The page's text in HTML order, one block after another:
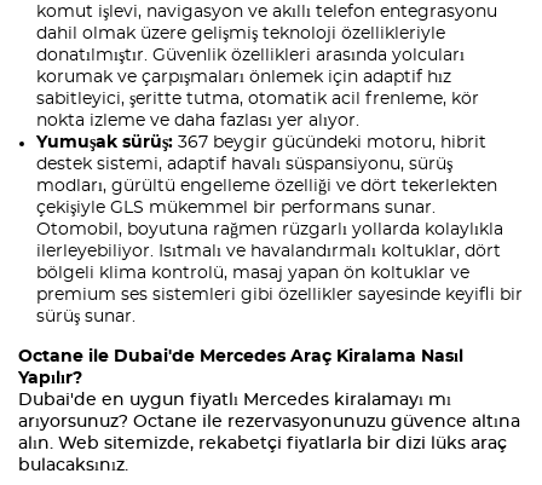
komut işlevi, navigasyon ve akıllı telefon entegrasyonu
dahil olmak üzere gelişmiş teknoloji özellikleriyle
donatılmıştır. Güvenlik özellikleri arasında yolcuları
korumak ve çarpışmaları önlemek için adaptif hız
sabitleyici, şeritte tutma, otomatik acil frenleme, kör
nokta izleme ve daha fazlası yer alıyor.
Yumuşak sürüş: 367 beygir gücündeki motoru, hibrit
destek sistemi, adaptif havalı süspansiyonu, sürüş
modları, gürültü engelleme özelliği ve dört tekerlekten
çekişiyle GLS mükemmel bir performans sunar.
Otomobil, boyutuna rağmen rüzgarlı yollarda kolaylıkla
ilerleyebiliyor. Isıtmalı ve havalandırmalı koltuklar, dört
bölgeli klima kontrolü, masaj yapan ön koltuklar ve
premium ses sistemleri gibi özellikler sayesinde keyifli bir
sürüş sunar.
Octane ile Dubai'de Mercedes Araç Kiralama Nasıl
Yapılır?
Dubai'de en uygun fiyatlı Mercedes kiralamayı mı
arıyorsunuz? Octane ile rezervasyonunuzu güvence altına
alın. Web sitemizde, rekabetçi fiyatlarla bir dizi lüks araç
bulacaksınız.